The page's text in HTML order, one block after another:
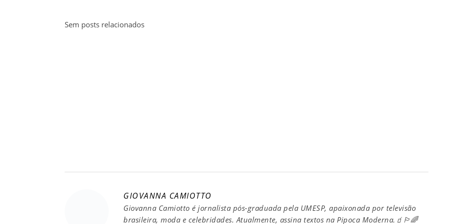
Sem posts relacionados
GIOVANNA CAMIOTTO
Giovanna Camiotto é jornalista pós-graduada pela UMESP, apaixonada por televisão
brasileira, moda e celebridades. Atualmente, assina textos na Pipoca Moderna.🧃🏳️‍🌈